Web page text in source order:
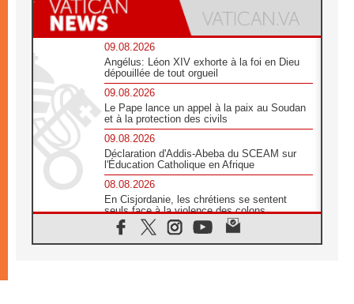
09.08.2026
Angélus: Léon XIV exhorte à la foi en Dieu
dépouillée de tout orgueil
09.08.2026
Le Pape lance un appel à la paix au Soudan
et à la protection des civils
09.08.2026
Déclaration d'Addis-Abeba du SCEAM sur
l'Éducation Catholique en Afrique
08.08.2026
En Cisjordanie, les chrétiens se sentent
seuls face à la violence des colons
08.08.2026
Léon XIV au sanctuaire de Notre Dame du